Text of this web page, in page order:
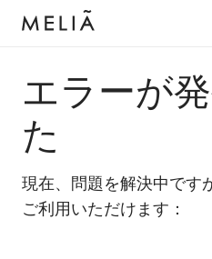
エラーが
た
現在、問題を解決中です
ご利用いただけます：